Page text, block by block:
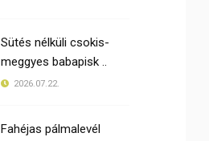
Sütés nélküli csokis-
meggyes babapisk ..
2026.07.22.
Fahéjas pálmalevél